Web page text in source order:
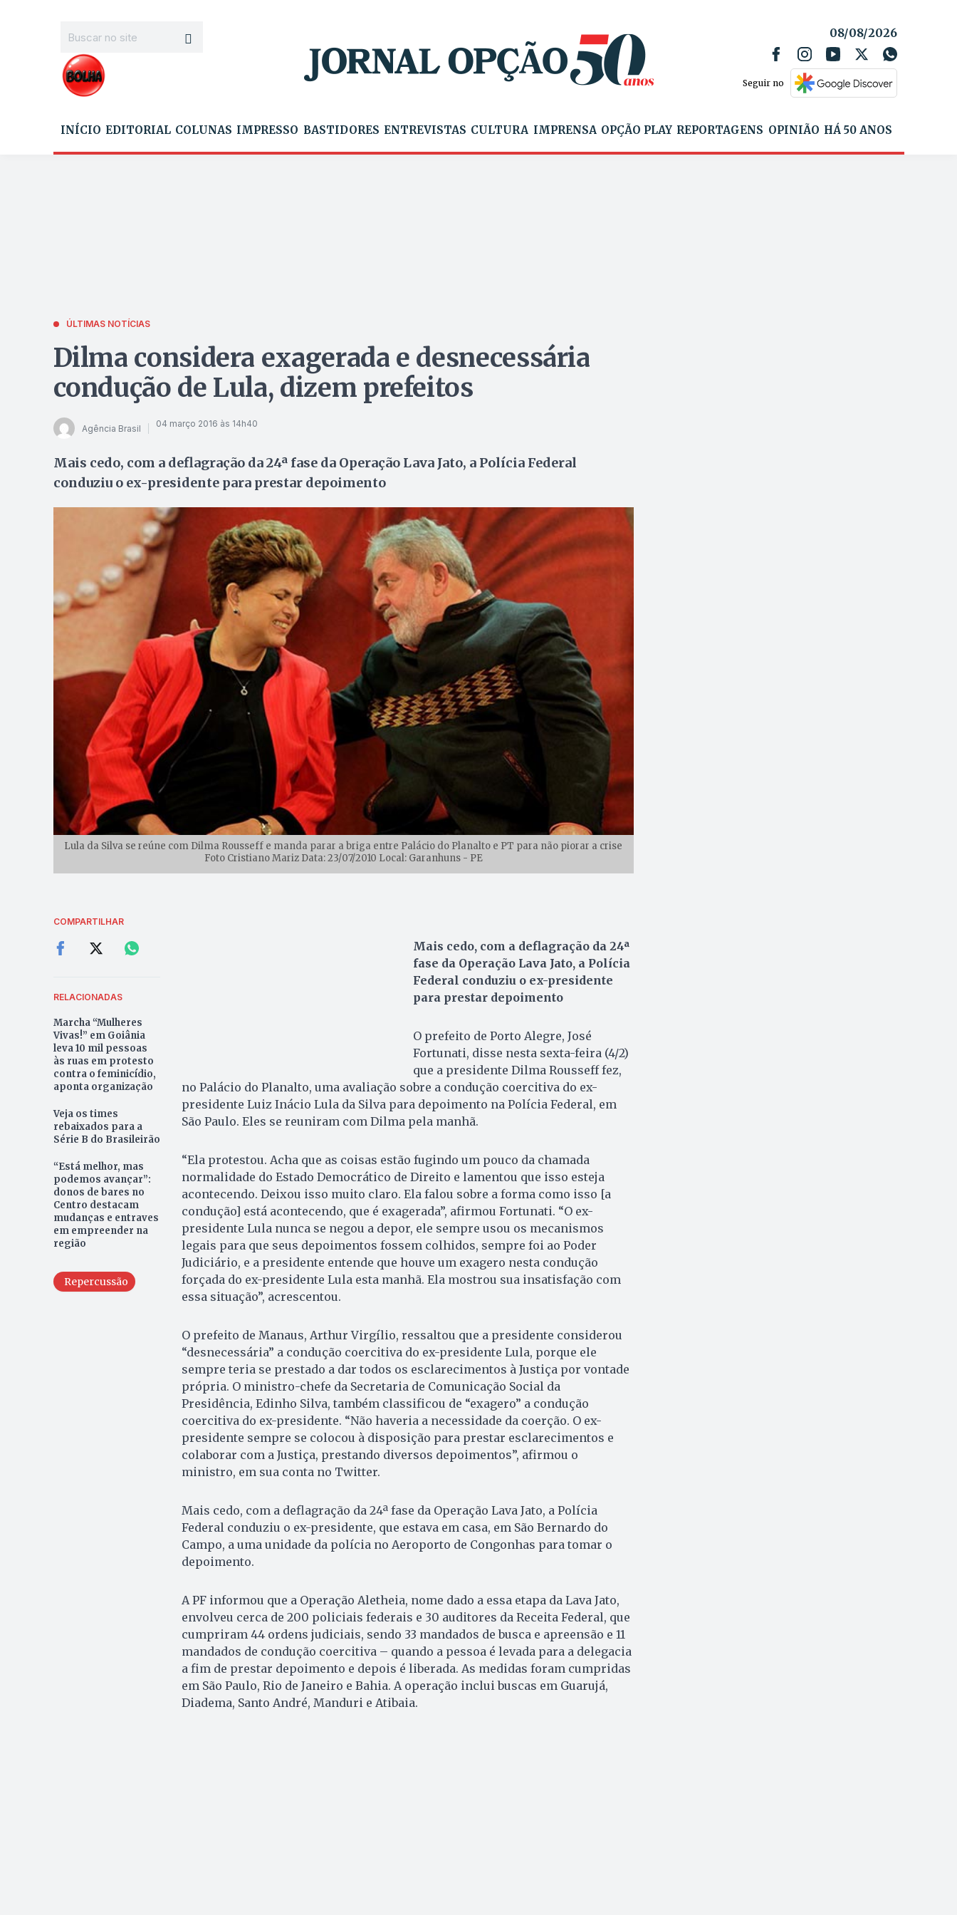
08/08/2026
Seguir no
INÍCIO EDITORIAL COLUNAS IMPRESSO BASTIDORES ENTREVISTAS CULTURA IMPRENSA OPÇÃO PLAY REPORTAGENS OPINIÃO HÁ 50 ANOS
ÚLTIMAS NOTÍCIAS
Dilma considera exagerada e desnecessária
condução de Lula, dizem prefeitos
Agência Brasil 04 março 2016 às 14h40
Mais cedo, com a deflagração da 24ª fase da Operação Lava Jato, a Polícia Federal
conduziu o ex-presidente para prestar depoimento
Lula da Silva se reúne com Dilma Rousseff e manda parar a briga entre Palácio do Planalto e PT para não piorar a crise
Foto Cristiano Mariz Data: 23/07/2010 Local: Garanhuns - PE
COMPARTILHAR
RELACIONADAS
Marcha “Mulheres
Vivas!” em Goiânia
leva 10 mil pessoas
às ruas em protesto
contra o feminicídio,
aponta organização
Veja os times
rebaixados para a
Série B do Brasileirão
“Está melhor, mas
podemos avançar”:
donos de bares no
Centro destacam
mudanças e entraves
em empreender na
região
Repercussão
Mais cedo, com a deflagração da 24ª
fase da Operação Lava Jato, a Polícia
Federal conduziu o ex-presidente
para prestar depoimento
O prefeito de Porto Alegre, José
Fortunati, disse nesta sexta-feira (4/2)
que a presidente Dilma Rousseff fez,
no Palácio do Planalto, uma avaliação sobre a condução coercitiva do ex-
presidente Luiz Inácio Lula da Silva para depoimento na Polícia Federal, em
São Paulo. Eles se reuniram com Dilma pela manhã.
“Ela protestou. Acha que as coisas estão fugindo um pouco da chamada
normalidade do Estado Democrático de Direito e lamentou que isso esteja
acontecendo. Deixou isso muito claro. Ela falou sobre a forma como isso [a
condução] está acontecendo, que é exagerada”, afirmou Fortunati. “O ex-
presidente Lula nunca se negou a depor, ele sempre usou os mecanismos
legais para que seus depoimentos fossem colhidos, sempre foi ao Poder
Judiciário, e a presidente entende que houve um exagero nesta condução
forçada do ex-presidente Lula esta manhã. Ela mostrou sua insatisfação com
essa situação”, acrescentou.
O prefeito de Manaus, Arthur Virgílio, ressaltou que a presidente considerou
“desnecessária” a condução coercitiva do ex-presidente Lula, porque ele
sempre teria se prestado a dar todos os esclarecimentos à Justiça por vontade
própria. O ministro-chefe da Secretaria de Comunicação Social da
Presidência, Edinho Silva, também classificou de “exagero” a condução
coercitiva do ex-presidente. “Não haveria a necessidade da coerção. O ex-
presidente sempre se colocou à disposição para prestar esclarecimentos e
colaborar com a Justiça, prestando diversos depoimentos”, afirmou o
ministro, em sua conta no Twitter.
Mais cedo, com a deflagração da 24ª fase da Operação Lava Jato, a Polícia
Federal conduziu o ex-presidente, que estava em casa, em São Bernardo do
Campo, a uma unidade da polícia no Aeroporto de Congonhas para tomar o
depoimento.
A PF informou que a Operação Aletheia, nome dado a essa etapa da Lava Jato,
envolveu cerca de 200 policiais federais e 30 auditores da Receita Federal, que
cumpriram 44 ordens judiciais, sendo 33 mandados de busca e apreensão e 11
mandados de condução coercitiva – quando a pessoa é levada para a delegacia
a fim de prestar depoimento e depois é liberada. As medidas foram cumpridas
em São Paulo, Rio de Janeiro e Bahia. A operação inclui buscas em Guarujá,
Diadema, Santo André, Manduri e Atibaia.